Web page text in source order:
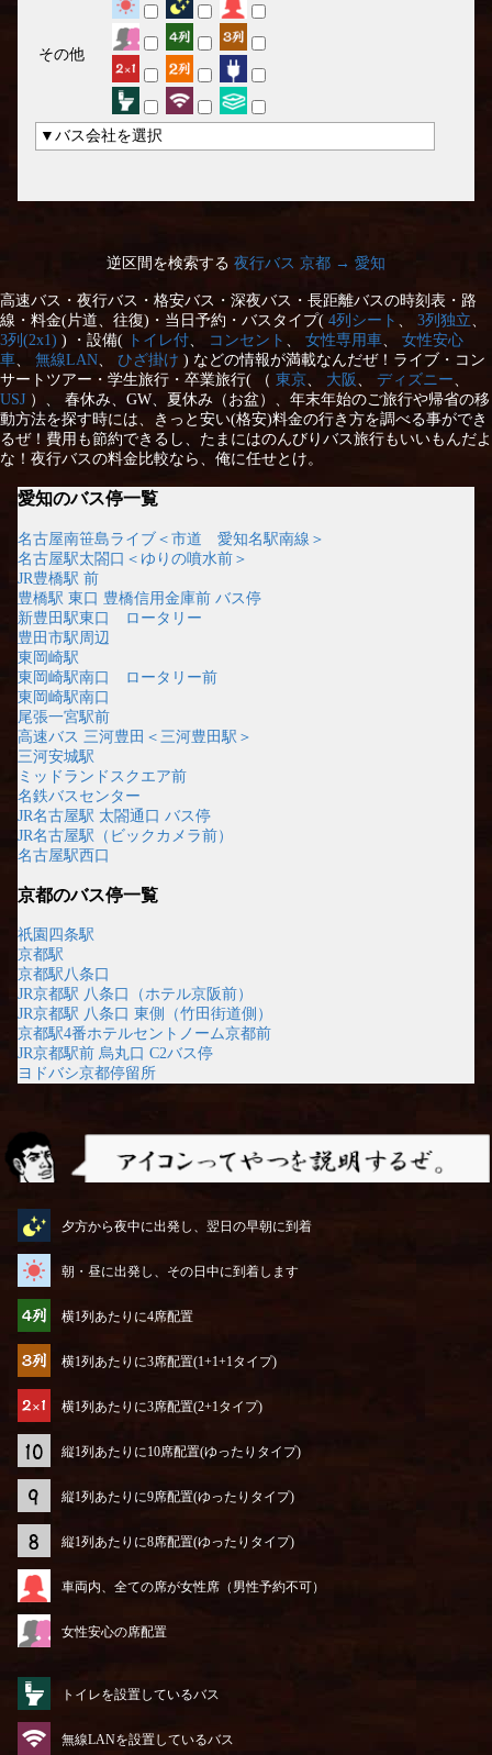
その他
▼バス会社を選択
逆区間を検索する 夜行バス 京都 → 愛知
高速バス・夜行バス・格安バス・深夜バス・長距離バスの時刻表・路
線・料金(片道、往復)・当日予約・バスタイプ( 4列シート 3列独立
3列(2x1) ) ・設備( トイレ付 コンセント 女性専用車
女性安心
車
無線LAN ひざ掛け ) などの情報が満載なんだぜ！ライブ・コン
サートツアー・学生旅行・卒業旅行( （ 東京 大阪 ディズニー
USJ ）、 春休み、GW、夏休み（お盆）、年末年始のご旅行や帰省の移
動方法を探す時には、きっと安い(格安)料金の行き方を調べる事ができ
るぜ！費用も節約できるし、たまにはのんびりバス旅行もいいもんだよ
な！夜行バスの料金比較なら、俺に任せとけ。
愛知のバス停一覧
名古屋南笹島ライブ＜市道 愛知名駅南線＞
名古屋駅太閤口＜ゆりの噴水前＞
JR豊橋駅 前
豊橋駅 東口 豊橋信用金庫前 バス停
新豊田駅東口 ロータリー
豊田市駅周辺
東岡崎駅
東岡崎駅南口 ロータリー前
東岡崎駅南口
尾張一宮駅前
高速バス 三河豊田＜三河豊田駅＞
三河安城駅
ミッドランドスクエア前
名鉄バスセンター
JR名古屋駅 太閤通口 バス停
JR名古屋駅（ビックカメラ前）
名古屋駅西口
京都のバス停一覧
祇園四条駅
京都駅
京都駅八条口
JR京都駅 八条口（ホテル京阪前）
JR京都駅 八条口 東側（竹田街道側）
京都駅4番ホテルセントノーム京都前
JR京都駅前 烏丸口 C2バス停
ヨドバシ京都停留所
夕方から夜中に出発し、翌日の早朝に到着
朝・昼に出発し、その日中に到着します
横1列あたりに4席配置
横1列あたりに3席配置(1+1+1タイプ)
横1列あたりに3席配置(2+1タイプ)
縦1列あたりに10席配置(ゆったりタイプ)
縦1列あたりに9席配置(ゆったりタイプ)
縦1列あたりに8席配置(ゆったりタイプ)
車両内、全ての席が女性席（男性予約不可）
女性安心の席配置
トイレを設置しているバス
無線LANを設置しているバス